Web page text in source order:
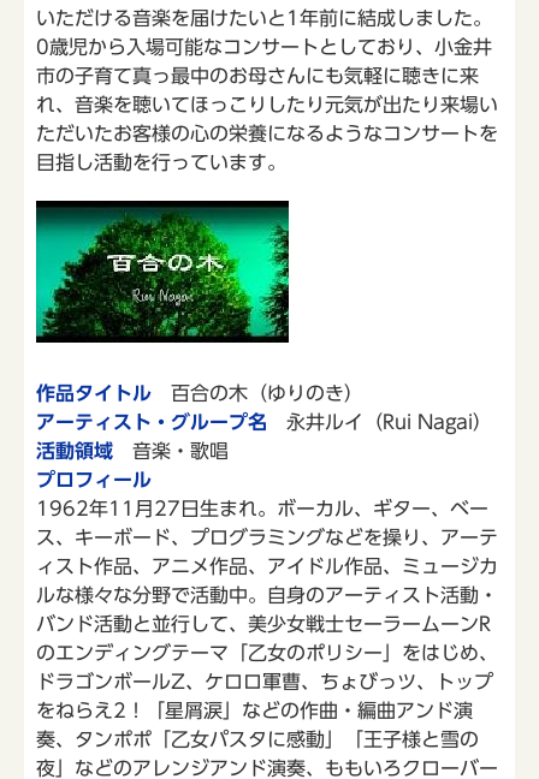
いただける音楽を届けたいと1年前に結成しました。
0歳児から入場可能なコンサートとしており、小金井
市の子育て真っ最中のお母さんにも気軽に聴きに来
れ、音楽を聴いてほっこりしたり元気が出たり来場い
ただいたお客様の心の栄養になるようなコンサートを
目指し活動を行っています。
作品タイトル 百合の木（ゆりのき）
アーティスト・グループ名 永井ルイ（Rui Nagai）
活動領域 音楽・歌唱
プロフィール
1962年11月27日生まれ。ボーカル、ギター、ベー
ス、キーボード、プログラミングなどを操り、アーテ
ィスト作品、アニメ作品、アイドル作品、ミュージカ
ルな様々な分野で活動中。自身のアーティスト活動・
バンド活動と並行して、美少女戦士セーラームーンR
のエンディングテーマ「乙女のポリシー」をはじめ、
ドラゴンボールZ、ケロロ軍曹、ちょびっツ、トップ
をねらえ2！「星屑涙」などの作曲・編曲アンド演
奏、タンポポ「乙女パスタに感動」「王子様と雪の
夜」などのアレンジアンド演奏、ももいろクローバー